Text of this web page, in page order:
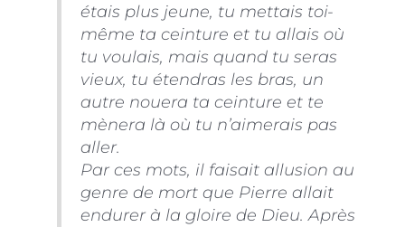
étais plus jeune, tu mettais toi-
même ta ceinture et tu allais où
tu voulais, mais quand tu seras
vieux, tu étendras les bras, un
autre nouera ta ceinture et te
mènera là où tu n’aimerais pas
aller.
Par ces mots, il faisait allusion au
genre de mort que Pierre allait
endurer à la gloire de Dieu. Après